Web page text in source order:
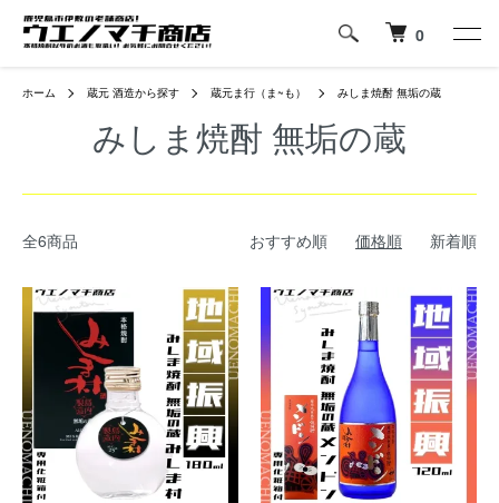
0
ホーム 蔵元 酒造から探す 蔵元ま行（ま~も） みしま焼酎 無垢の蔵
みしま焼酎 無垢の蔵
全6商品 おすすめ順 価格順 新着順